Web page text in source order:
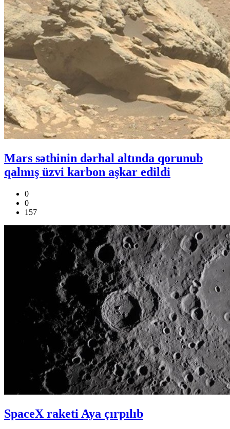
Mars səthinin dərhal altında qorunub
qalmış üzvi karbon aşkar edildi
0
0
157
SpaceX raketi Aya çırpılıb